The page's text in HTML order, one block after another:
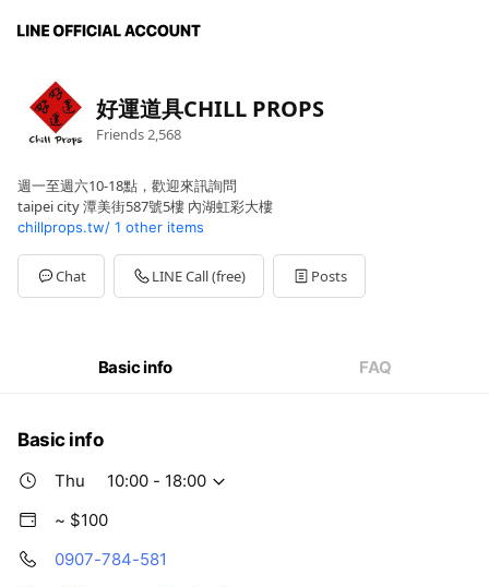
好運道具CHILL PROPS
Friends 2,568
週一至週六10-18點，歡迎來訊詢問
taipei city 潭美街587號5樓 內湖虹彩大樓
chillprops.tw/ 1 other items
Chat LINE Call (free) Posts
Basic info FAQ
Basic info
Thu
10:00 - 18:00
~ $100
0907-784-581